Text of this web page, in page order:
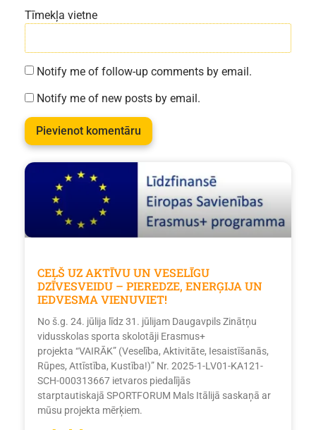
Tīmekļa vietne
Notify me of follow-up comments by email.
Notify me of new posts by email.
CEĻŠ UZ AKTĪVU UN VESELĪGU
DZĪVESVEIDU – PIEREDZE, ENERĢIJA UN
IEDVESMA VIENUVIET!
No š.g. 24. jūlija līdz 31. jūlijam Daugavpils Zinātņu
vidusskolas sporta skolotāji Erasmus+
projekta “VAIRĀK” (Veselība, Aktivitāte, Iesaistīšanās,
Rūpes, Attīstība, Kustība!)” Nr. 2025-1-LV01-KA121-
SCH-000313667 ietvaros piedalījās
starptautiskajā SPORTFORUM Mals Itālijā saskaņā ar
mūsu projekta mērķiem.